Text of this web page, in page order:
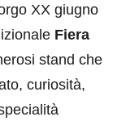
XX giugno
Fiera
stand che
curiosità,